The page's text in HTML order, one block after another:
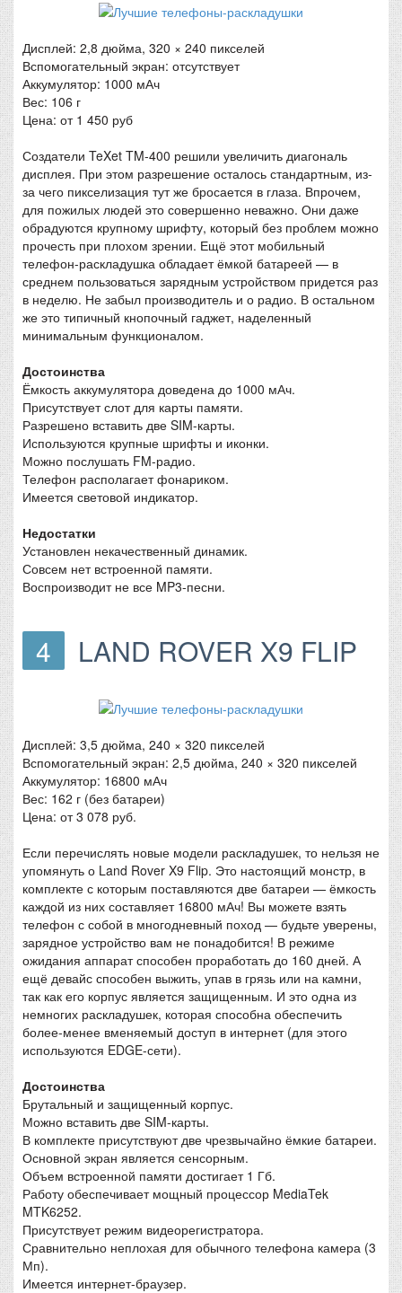
Дисплей: 2,8 дюйма, 320 × 240 пикселей
Вспомогательный экран: отсутствует
Аккумулятор: 1000 мАч
Вес: 106 г
Цена: от 1 450 руб
Создатели TeXet TM-400 решили увеличить диагональ
дисплея. При этом разрешение осталось стандартным, из-
за чего пикселизация тут же бросается в глаза. Впрочем,
для пожилых людей это совершенно неважно. Они даже
обрадуются крупному шрифту, который без проблем можно
прочесть при плохом зрении. Ещё этот мобильный
телефон-раскладушка обладает ёмкой батареей — в
среднем пользоваться зарядным устройством придется раз
в неделю. Не забыл производитель и о радио. В остальном
же это типичный кнопочный гаджет, наделенный
минимальным функционалом.
Достоинства
Ёмкость аккумулятора доведена до 1000 мАч.
Присутствует слот для карты памяти.
Разрешено вставить две SIM-карты.
Используются крупные шрифты и иконки.
Можно послушать FM-радио.
Телефон располагает фонариком.
Имеется световой индикатор.
Недостатки
Установлен некачественный динамик.
Совсем нет встроенной памяти.
Воспроизводит не все MP3-песни.
4 LAND ROVER X9 FLIP
Дисплей: 3,5 дюйма, 240 × 320 пикселей
Вспомогательный экран: 2,5 дюйма, 240 × 320 пикселей
Аккумулятор: 16800 мАч
Вес: 162 г (без батареи)
Цена: от 3 078 руб.
Если перечислять новые модели раскладушек, то нельзя не
упомянуть о Land Rover X9 Flip. Это настоящий монстр, в
комплекте с которым поставляются две батареи — ёмкость
каждой из них составляет 16800 мАч! Вы можете взять
телефон с собой в многодневный поход — будьте уверены,
зарядное устройство вам не понадобится! В режиме
ожидания аппарат способен проработать до 160 дней. А
ещё девайс способен выжить, упав в грязь или на камни,
так как его корпус является защищенным. И это одна из
немногих раскладушек, которая способна обеспечить
более-менее вменяемый доступ в интернет (для этого
используются EDGE-сети).
Достоинства
Брутальный и защищенный корпус.
Можно вставить две SIM-карты.
В комплекте присутствуют две чрезвычайно ёмкие батареи.
Основной экран является сенсорным.
Объем встроенной памяти достигает 1 Гб.
Работу обеспечивает мощный процессор MediaTek
MTK6252.
Присутствует режим видеорегистратора.
Сравнительно неплохая для обычного телефона камера (3
Мп).
Имеется интернет-браузер.